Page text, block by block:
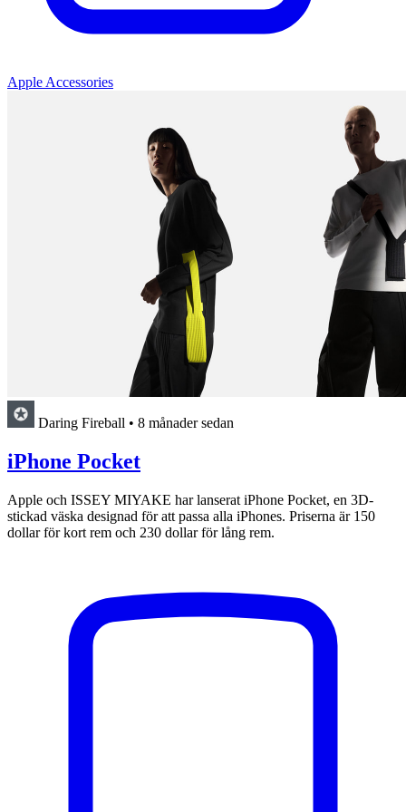
Apple Accessories
Daring Fireball • 8 månader sedan
iPhone Pocket
Apple och ISSEY MIYAKE har lanserat iPhone Pocket, en 3D-
stickad väska designad för att passa alla iPhones. Priserna är 150
dollar för kort rem och 230 dollar för lång rem.